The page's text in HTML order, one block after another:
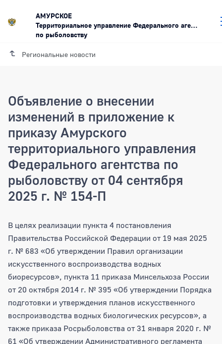
АМУРСКОЕ
Территориальное управление Федерального агентства
по рыболовству
Региональные новости
Объявление о внесении
изменений в приложение к
приказу Амурского
территориального управления
Федерального агентства по
рыболовству от 04 сентября
2025 г. № 154-П
Объявление о внесении изменений в
В целях реализации пункта 4 постановления
Правительства Российской Федерации от 19 мая 2025
г. № 683 «Об утверждении Правил организации
искусственного воспроизводства водных
биоресурсов», пункта 11 приказа Минсельхоза России
от 20 октября 2014 г. № 395 «Об утверждении Порядка
подготовки и утверждения планов искусственного
воспроизводства водных биологических ресурсов», а
также приказа Росрыболовства от 31 января 2020 г. №
61 «Об утверждении Административного регламента